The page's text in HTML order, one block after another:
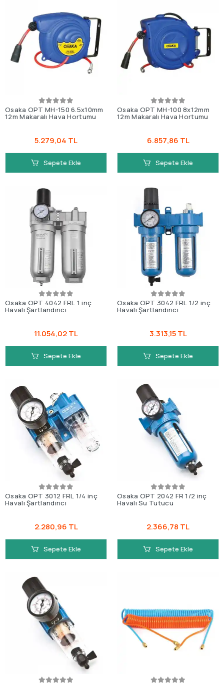
Osaka OPT MH-150 6.5x10mm
12m Makaralı Hava Hortumu
5.279,04 TL
Sepete Ekle
Osaka OPT MH-100 8x12mm
12m Makaralı Hava Hortumu
6.857,86 TL
Sepete Ekle
Osaka OPT 4042 FRL 1 inç
Havalı Şartlandırıcı
11.054,02 TL
Sepete Ekle
Osaka OPT 3042 FRL 1/2 inç
Havalı Şartlandırıcı
3.313,15 TL
Sepete Ekle
Osaka OPT 3012 FRL 1/4 inç
Havalı Şartlandırıcı
2.280,96 TL
Sepete Ekle
Osaka OPT 2042 FR 1/2 inç
Havalı Su Tutucu
2.366,78 TL
Sepete Ekle